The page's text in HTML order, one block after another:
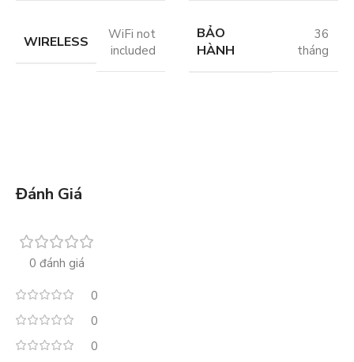
WIRELESS
WiFi not
included
BẢO
HÀNH
36
tháng
Đánh Giá
0 đánh giá
0
0
0